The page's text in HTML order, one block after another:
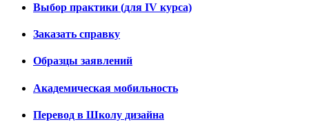
Выбор практики (для IV курса)
Заказать справку
Образцы заявлений
Академическая мобильность
Перевод в Школу дизайна